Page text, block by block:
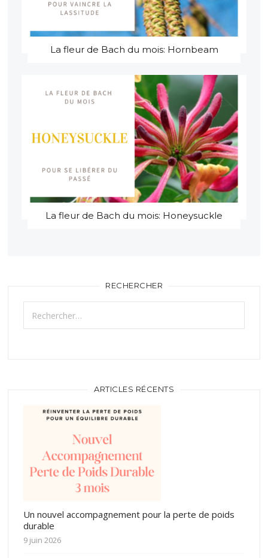
La fleur de Bach du mois: Hornbeam
La fleur de Bach du mois: Honeysuckle
RECHERCHER
Rechercher :
ARTICLES RÉCENTS
Un nouvel accompagnement pour la perte de poids
durable
9 juin 2026